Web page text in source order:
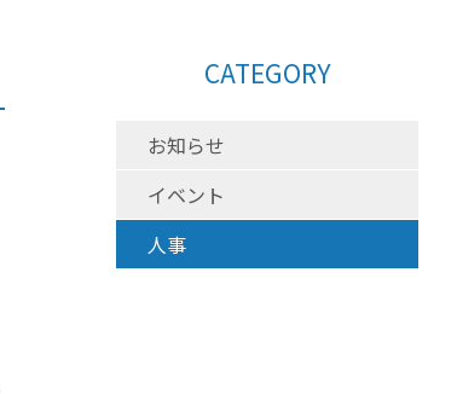
CATEGORY
お知らせ
イベント
人事